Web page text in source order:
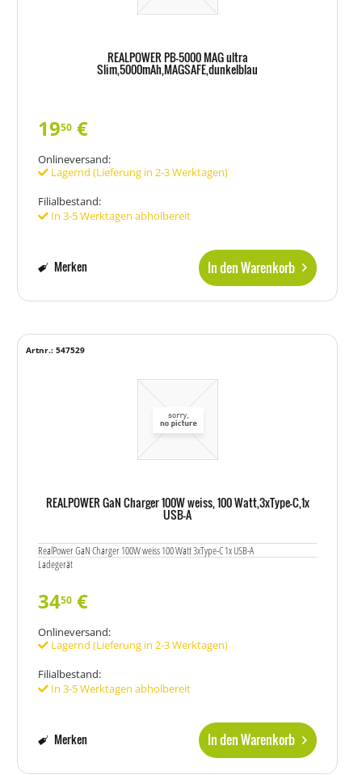
REALPOWER PB-5000 MAG ultra
Slim,5000mAh,MAGSAFE,dunkelblau
1950 €
Onlineversand:
Lagernd (Lieferung in 2-3 Werktagen)
Filialbestand:
In 3-5 Werktagen abholbereit
In den Warenkorb
Merken
REALPOWER GaN Charger 100W weiss, 100 Watt,3xType-C,1x
USB-A
RealPower GaN Charger 100W weiss 100 Watt 3xType-C 1x USB-A
Ladegerät
Artnr.: 547529
3450 €
Onlineversand:
Lagernd (Lieferung in 2-3 Werktagen)
Filialbestand:
In 3-5 Werktagen abholbereit
In den Warenkorb
Merken